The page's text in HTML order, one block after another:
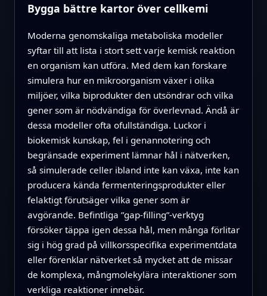
Bygga bättre kartor över cellkemi
Moderna genomskaliga metaboliska modeller
syftar till att lista i stort sett varje kemisk reaktion
en organism kan utföra. Med dem kan forskare
simulera hur en mikroorganism växer i olika
miljöer, vilka biprodukter den utsöndrar och vilka
gener som är nödvändiga för överlevnad. Ändå är
dessa modeller ofta ofullständiga. Luckor i
biokemisk kunskap, fel i genannotering och
begränsade experiment lämnar hål i nätverken,
så simulerade celler ibland inte kan växa, inte kan
producera kända fermenteringsprodukter eller
felaktigt förutsäger vilka gener som är
avgörande. Befintliga ”gap-filling”-verktyg
försöker täppa igen dessa hål, men många förlitar
sig i hög grad på villkorsspecifika experimentdata
eller förenklar nätverket så mycket att de missar
de komplexa, mångmolekylära interaktioner som
verkliga reaktioner innebär.